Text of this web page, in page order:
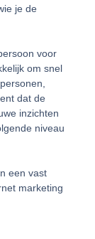
je de
voor
om snel
dat de
inzichten
niveau
een vast
marketing